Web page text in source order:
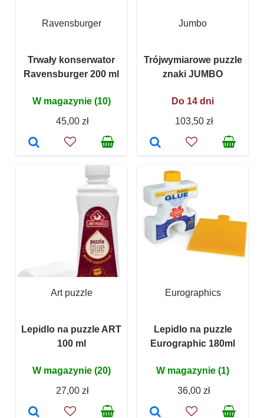
Ravensburger
Trwały konserwator
Ravensburger 200 ml
W magazynie (10)
45,00 zł
Jumbo
Trójwymiarowe puzzle
znaki JUMBO
Do 14 dni
103,50 zł
Art puzzle
Lepidlo na puzzle ART
100 ml
W magazynie (20)
27,00 zł
Eurographics
Lepidlo na puzzle
Eurographic 180ml
W magazynie (1)
36,00 zł